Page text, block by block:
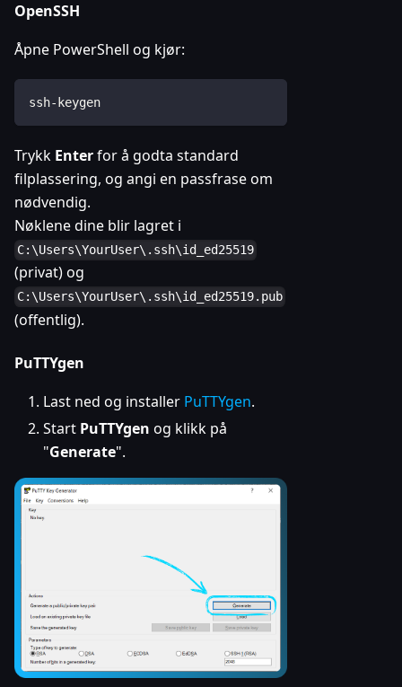
OpenSSH
Åpne PowerShell og kjør:
ssh-keygen
Trykk Enterfor å godta standard
filplassering, og angi en passfrase om
nødvendig.
Nøklene dine blir lagret i
C:\Users\YourUser\.ssh\id_ed25519
(privat) og
C:\Users\YourUser\.ssh\id_ed25519.pub
(offentlig).
PuTTYgen
Last ned og installer PuTTYgen.
Start PuTTYgen og klikk på
"Generate".